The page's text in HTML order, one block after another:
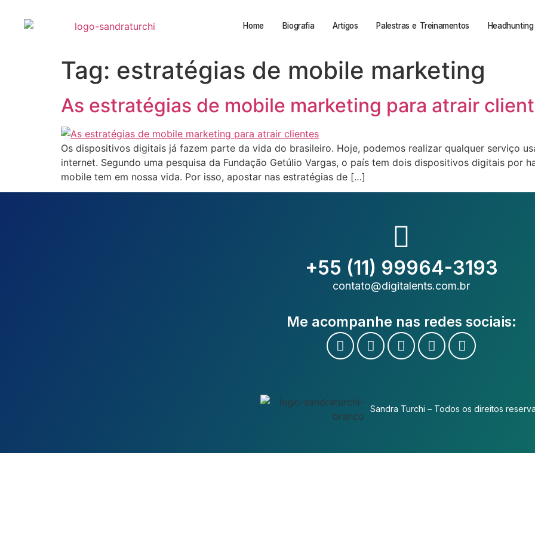
Home Biografia Artigos Palestras e Treinamentos
Tag: estratégias de mobile marketing
As estratégias de mobile marketing para atrair
Os dispositivos digitais já fazem parte da vida do brasileiro. Hoje, podemos realizar qualquer serviço
internet. Segundo uma pesquisa da Fundação Getúlio Vargas, o país tem dois dispositivos digitais por
mobile tem em nossa vida. Por isso, apostar nas estratégias de […]
+55 (11) 99964-3193
contato@digitalents.com.br
Me acompanhe nas redes sociais:
Sandra Turchi – Todos os direitos